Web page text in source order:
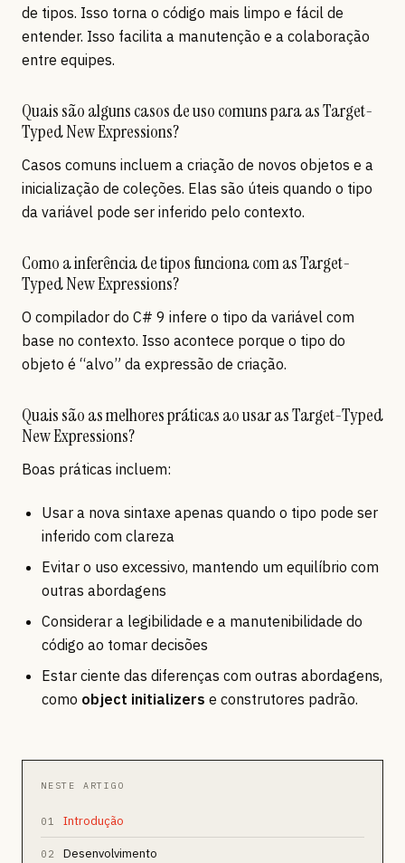
de tipos. Isso torna o código mais limpo e fácil de
entender. Isso facilita a manutenção e a colaboração
entre equipes.
Quais são alguns casos de uso comuns para as Target-
Typed New Expressions?
Casos comuns incluem a criação de novos objetos e a
inicialização de coleções. Elas são úteis quando o tipo
da variável pode ser inferido pelo contexto.
Como a inferência de tipos funciona com as Target-
Typed New Expressions?
O compilador do C# 9 infere o tipo da variável com
base no contexto. Isso acontece porque o tipo do
objeto é “alvo” da expressão de criação.
Quais são as melhores práticas ao usar as Target-Typed
New Expressions?
Boas práticas incluem:
Usar a nova sintaxe apenas quando o tipo pode ser
inferido com clareza
Evitar o uso excessivo, mantendo um equilíbrio com
outras abordagens
Considerar a legibilidade e a manutenibilidade do
código ao tomar decisões
Estar ciente das diferenças com outras abordagens,
como object initializers e construtores padrão.
NESTE ARTIGO
01 Introdução
02 Desenvolvimento